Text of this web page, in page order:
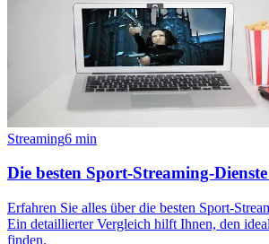
Streaming6 min
Die besten Sport-Streaming-
Erfahren Sie alles über die besten Sport-
Ein detaillierter Vergleich hilft Ihnen, den
finden.